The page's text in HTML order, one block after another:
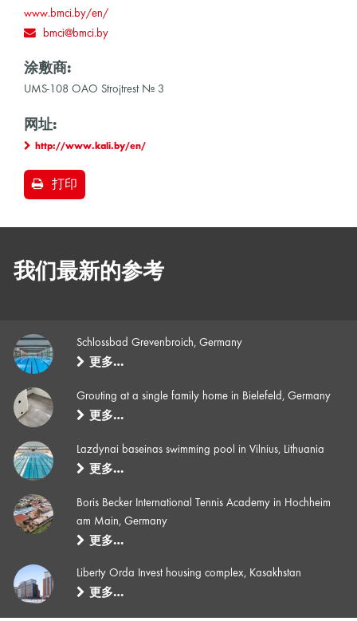
www.bmci.by/en/
bmci@bmci.by
涂敷商:
UMS-108 OAO Strojtrest № 3
网址:
http://www.kali.by/en/
打印
我们最新的参考
Schlossbad Grevenbroich, Germany
更多…
Grouting at a single family home in Bielefeld, Germany
更多…
Lazdynai baseinas swimming pool in Vilnius, Lithuania
更多…
Boris Becker International Tennis Academy in Hochheim
am Main, Germany
更多…
Liberty Orda Invest housing complex, Kasakhstan
更多…